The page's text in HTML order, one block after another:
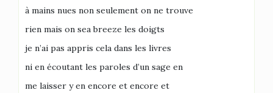
à mains nues non seulement on ne trouve
rien mais on sea breeze les doigts
je n’ai pas appris cela dans les livres
ni en écoutant les paroles d’un sage en
me laisser y en encore et encore et